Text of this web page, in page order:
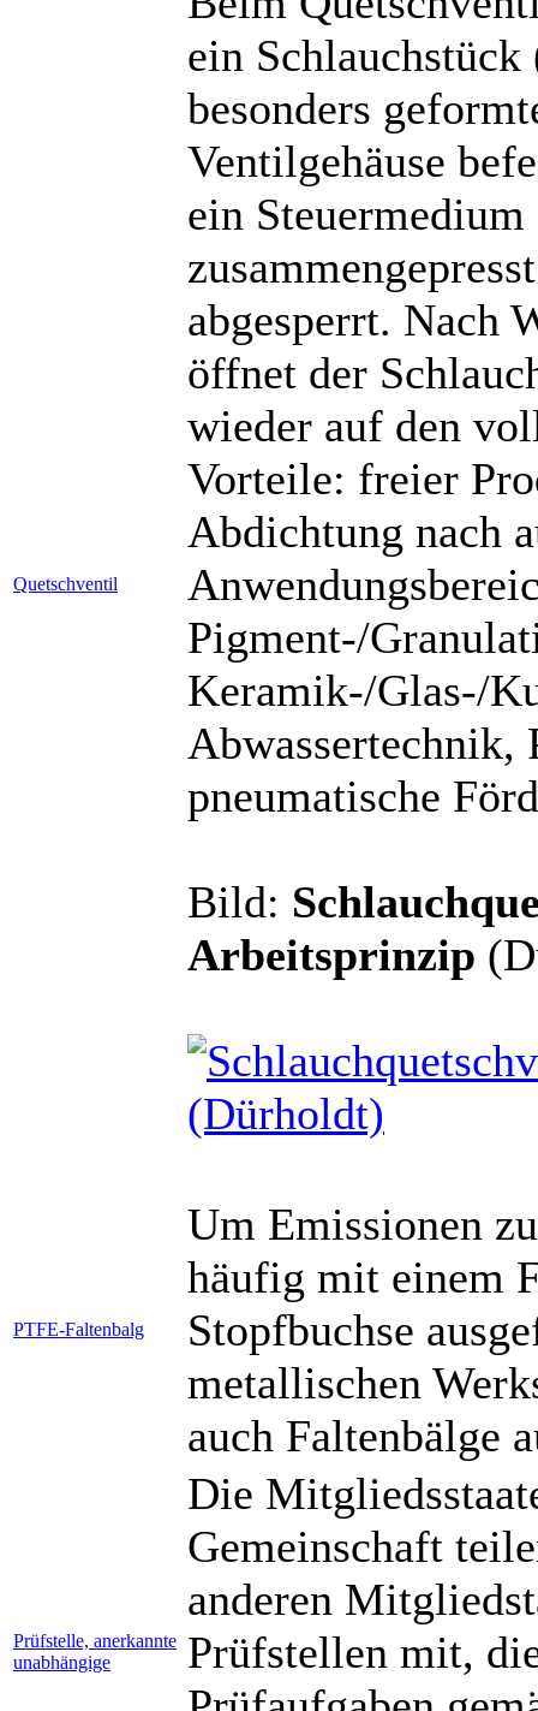
Quetschventil
ein
besonders
Ventilgehäuse
ein
abgesperrt. Nach
öffnet der
wieder auf den
Vorteile: freier
Abdichtung nach
Pigment-/
Keramik-/Glas-/
Abwassertechnik,
pneumatische
Bild:
Arbeitsprinzip
PTFE-Faltenbalg
Um Emissionen
häufig mit einem
Stopfbuchse
metallischen
auch Faltenbälge
Prüfstelle, anerkannte
unabhängige
Die
Gemeinschaft
anderen
Prüfstellen mit,